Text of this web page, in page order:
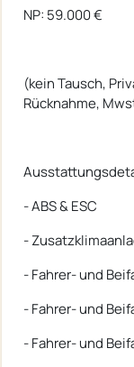
NP: 59.000 €
(kein Tausch,
Rücknahme,
- ABS & ESC
-
- Fahrer- und
- Fahrer- und
- Fahrer- und